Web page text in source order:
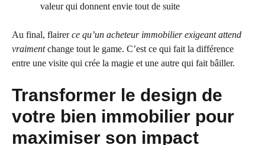
valeur qui donnent envie tout de suite
Au final, flairerce qu’un acheteur immobilier exigeant attend
vraimentchange tout le game. C’est ce qui fait la différence
entre une visite qui crée la magie et une autre qui fait bâiller.
Transformer le design de
votre bien immobilier pour
maximiser son impact